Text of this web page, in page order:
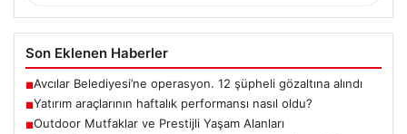
Son Eklenen Haberler
■Avcılar Belediyesi’ne operasyon. 12 şüpheli gözaltına alındı
■Yatırım araçlarının haftalık performansı nasıl oldu?
■Outdoor Mutfaklar ve Prestijli Yaşam Alanları